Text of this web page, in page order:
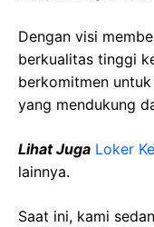
Dengan visi
berkualitas tinggi
berkomitmen
yang mendukung
Lihat Juga Loker
lainnya.
Saat ini, kami